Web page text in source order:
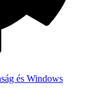
és Windows